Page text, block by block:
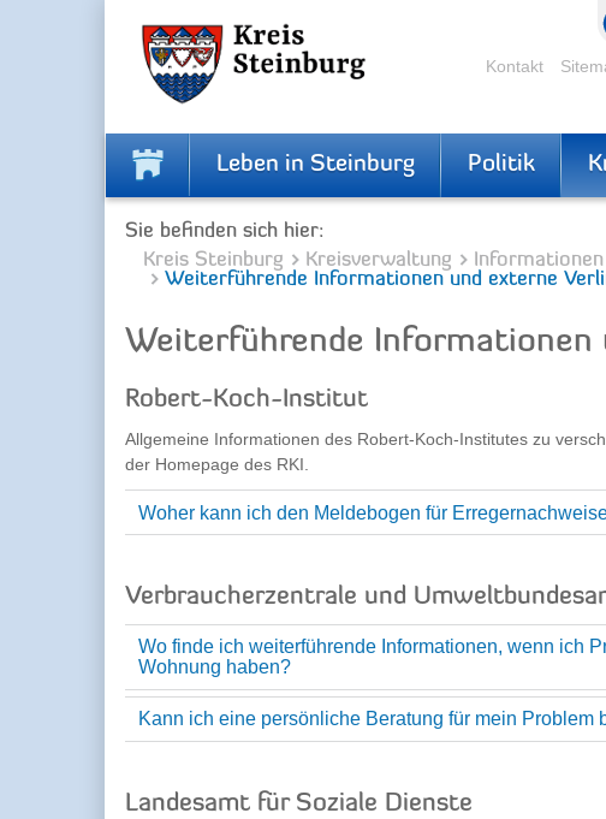
Kontakt
Leben in Steinburg Politik
Sie befinden sich hier:
Kreis Steinburg
Kreisverwaltung
Weiterführende Informationen und externe
Weiterführende Informationen
Robert-Koch-Institut
Allgemeine Informationen des Robert-Koch-Institutes zu
der Homepage des RKI.
Woher kann ich den Meldebogen für
Verbraucherzentrale und
Wo finde ich weiterführende Informationen, wenn ich
Wohnung haben?
Kann ich eine persönliche Beratung für mein Problem
Landesamt für Soziale Dienste